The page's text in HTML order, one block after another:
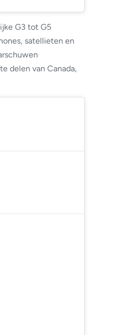
G3 tot G5
satellieten en
delen van Canada,